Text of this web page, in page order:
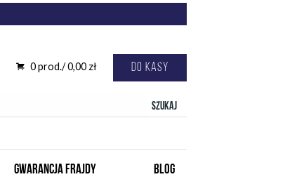
0 prod./0,00 zł Do kasy
Szukaj
GWARANCJA FRAJDY BLOG